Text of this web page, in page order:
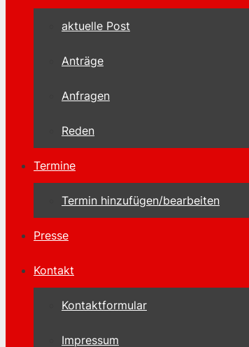
aktuelle Post
Anträge
Anfragen
Reden
Termine
Termin hinzufügen/bearbeiten
Presse
Kontakt
Kontaktformular
Impressum